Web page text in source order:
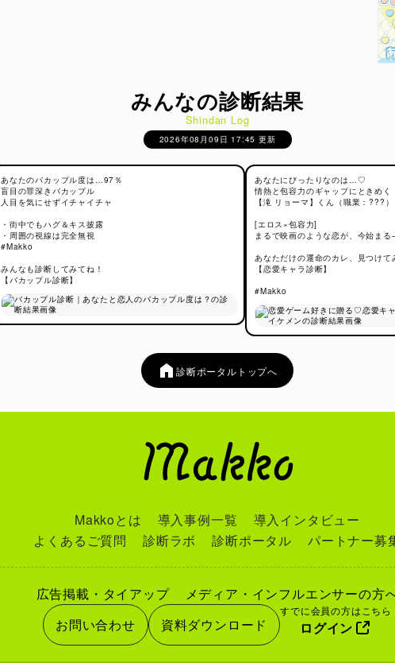
みんなの診断結果
Shindan Log
2026年08月09日 17:45 更新
あなたのバカップル度は…97％
盲目の罪深きバカップル
人目を気にせずイチャイチャ
・街中でもハグ＆キス披露
・周囲の視線は完全無視
#Makko
みんなも診断してみてね！
【バカップル診断】
あなたにぴったりなのは…♡
情熱と包容力のギャップにときめく
【滝 リョーマ】くん（職業：???）
[エロス×包容力]
まるで映画のような恋が、今始ま
あなただけの運命のカレ、見つけて
【恋愛キャラ診断】
#Makko
診断ポータルトップへ
Makkoとは 導入事例一覧
導入インタビュー
よくあるご質問
診断ラボ 診断ポータル パートナー募
広告掲載・タイアップ
メディア・インフルエンサーの方
お問い合わせ
資料ダウンロード
すでに会員の方はこちら
ログイン